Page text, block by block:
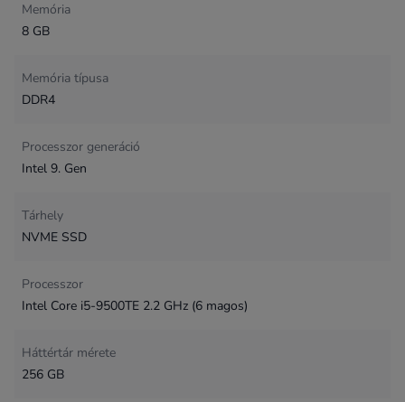
Memória
8 GB
Memória típusa
DDR4
Processzor generáció
Intel 9. Gen
Tárhely
NVME SSD
Processzor
Intel Core i5-9500TE 2.2 GHz (6 magos)
Háttértár mérete
256 GB